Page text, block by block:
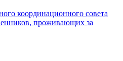
координационного совета
проживающих за